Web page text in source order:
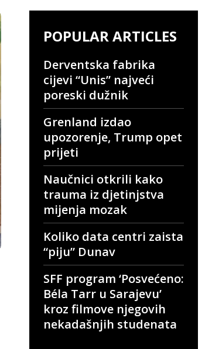
POPULAR ARTICLES
Derventska fabrika
cijevi “Unis” najveći
poreski dužnik
Grenland izdao
upozorenje, Trump opet
prijeti
Naučnici otkrili kako
trauma iz djetinjstva
mijenja mozak
Koliko data centri zaista
“piju” Dunav
SFF program ‘Posvećeno:
Béla Tarr u Sarajevu’
kroz filmove njegovih
nekadašnjih studenata